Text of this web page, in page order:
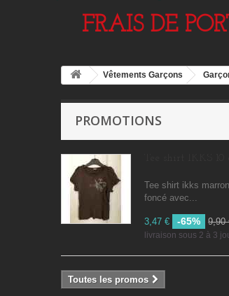
FRAIS DE
Vêtements Garçons
PROMOTIONS
Tee shirt ikks marron
foncé avec...
3,47 € -65% 9,90
livraison sous 2 à 3
Toutes les promos